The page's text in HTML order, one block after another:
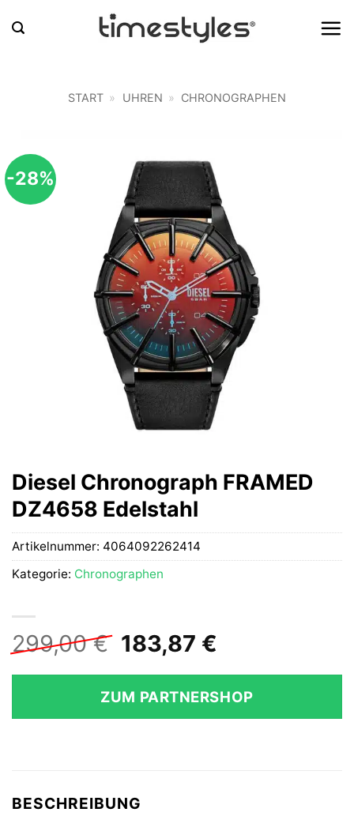
Inhalt
START » UHREN » CHRONOGRAPHEN
-28%
Diesel Chronograph FRAMED
DZ4658 Edelstahl
299,00€ Ursprünglicher
Preis
war:
299,00 €
183,87 €
ist:
183,87 €.
ZUM PARTNERSHOP
Artikelnummer: 4064092262414
Kategorie: Chronographen
BESCHREIBUNG